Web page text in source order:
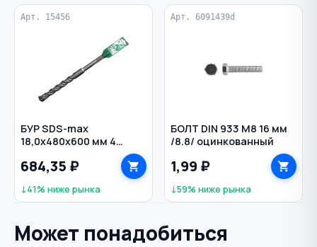
Арт. 15456
БУР SDS-max
18,0х480х600 мм 4
РЕЗОЛЮКС
684,35 ₽
↓41% ниже рынка
Арт. 6091439d
БОЛТ DIN 933 M8 16 мм
/8.8/ оцинкованный
1,99 ₽
↓59% ниже рынка
Может понадобиться